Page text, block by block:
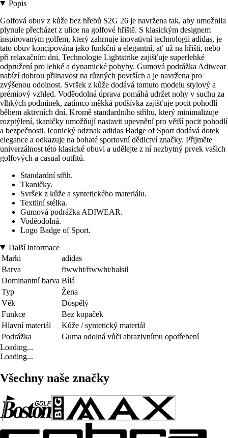
Popis
Golfová obuv z kůže bez hřebů S2G 26 je navržena tak, aby umožnila
plynule přecházet z ulice na golfové hřiště. S klasickým designem
inspirovaným golfem, který zahrnuje inovativní technologii adidas, je
tato obuv koncipována jako funkční a elegantní, ať už na hřišti, nebo
při relaxačním dni. Technologie Lightstrike zajišťuje superlehké
odpružení pro lehké a dynamické pohyby. Gumová podrážka Adiwear
nabízí dobrou přilnavost na různých površích a je navržena pro
zvýšenou odolnost. Svršek z kůže dodává tomuto modelu stylový a
prémiový vzhled. Voděodolná úprava pomáhá udržet nohy v suchu za
vlhkých podmínek, zatímco měkká podšívka zajišťuje pocit pohodlí
během aktivních dní. Kromě standardního střihu, který minimalizuje
rozptýlení, tkaničky umožňují nastavit upevnění pro větší pocit pohodlí
a bezpečnosti. Iconický odznak adidas Badge of Sport dodává dotek
elegance a odkazuje na bohaté sportovní dědictví značky. Přijměte
univerzálnost této klasické obuvi a udělejte z ní nezbytný prvek vašich
golfových a casual outfitů.
Standardní střih.
Tkaničky.
Svršek z kůže a syntetického materiálu.
Textilní stélka.
Gumová podrážka ADIWEAR.
Voděodolná.
Logo Badge of Sport.
Další informace
Marki
adidas
Barva
ftwwht/ftwwht/halsil
Dominantní barva Bílá
Typ
Žena
Věk
Dospělý
Funkce
Bez kopaček
Hlavní materiál
Kůže / syntetický materiál
Podrážka
Guma odolná vůči abrazivnímu opotřebení
Loading...
Loading...
Všechny naše značky